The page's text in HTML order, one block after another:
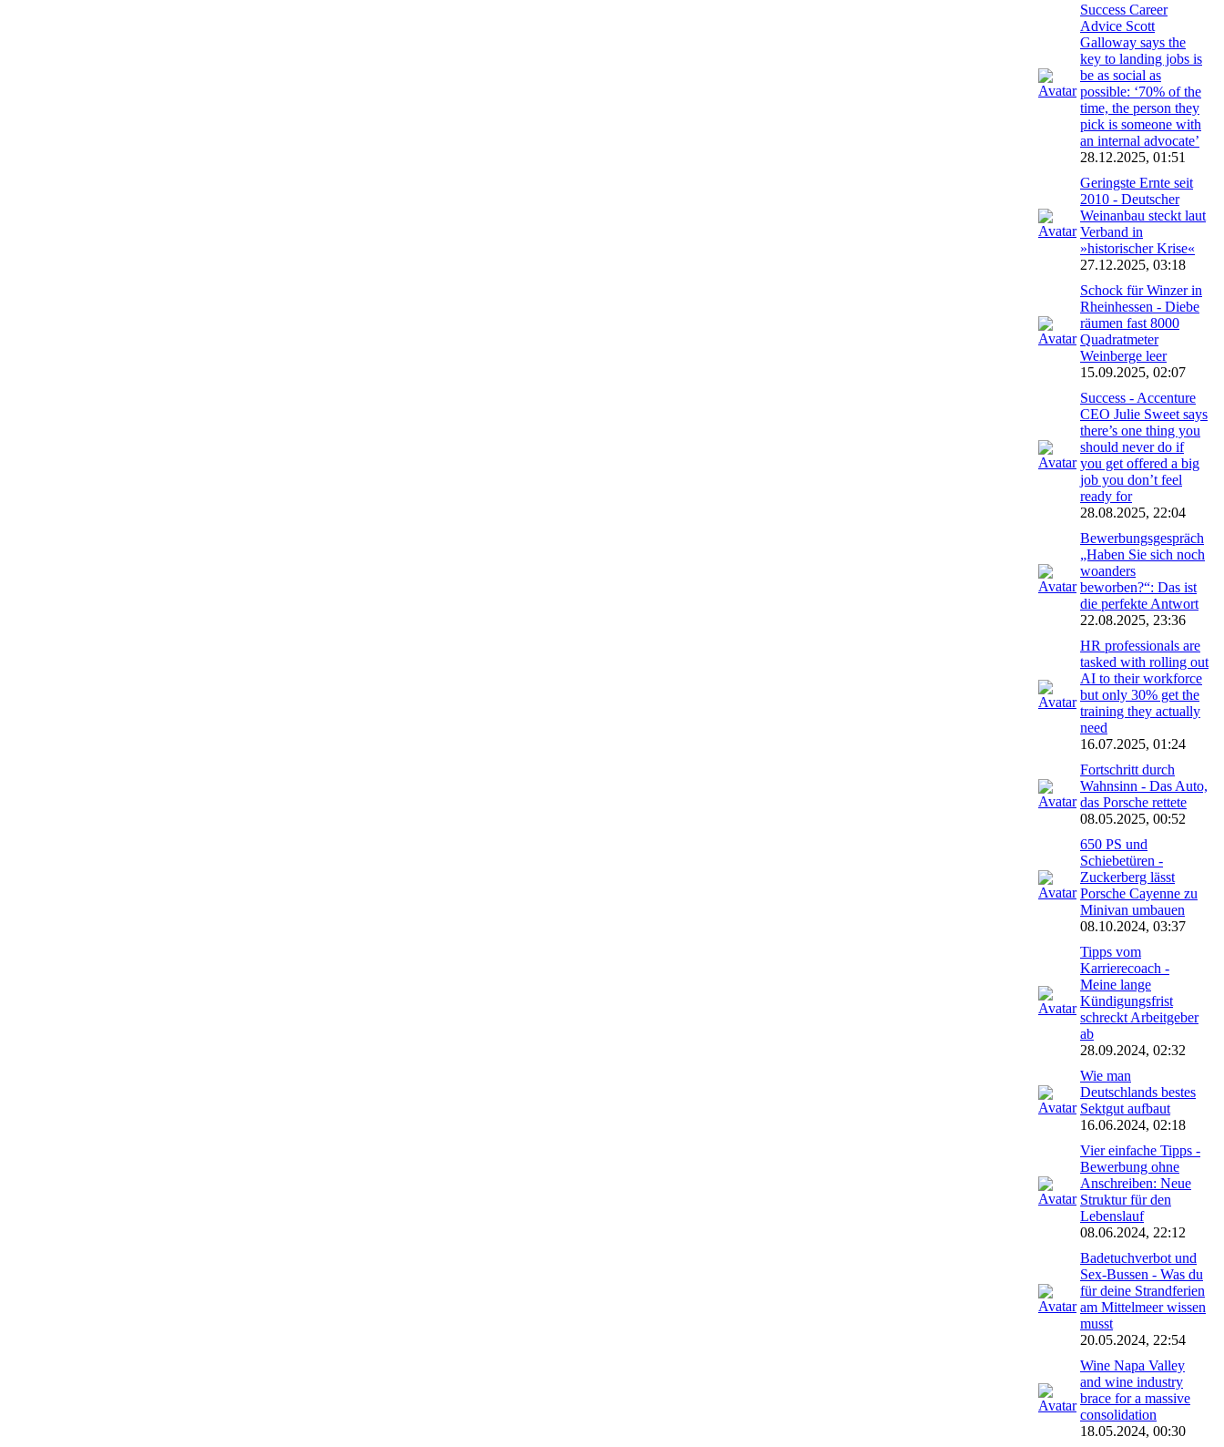
Success Career
Advice Scott
Galloway says the
key to landing jobs is
be as social as
possible: ‘70% of the
time, the person they
pick is someone with
an internal advocate’
28.12.2025, 01:51
Geringste Ernte seit
2010 - Deutscher
Weinanbau steckt laut
Verband in
»historischer Krise«
27.12.2025, 03:18
Schock für Winzer in
Rheinhessen - Diebe
räumen fast 8000
Quadratmeter
Weinberge leer
15.09.2025, 02:07
Success - Accenture
CEO Julie Sweet says
there’s one thing you
should never do if
you get offered a big
job you don’t feel
ready for
28.08.2025, 22:04
Bewerbungsgespräch
„Haben Sie sich noch
woanders
beworben?“: Das ist
die perfekte Antwort
22.08.2025, 23:36
HR professionals are
tasked with rolling out
AI to their workforce
but only 30% get the
training they actually
need
16.07.2025, 01:24
Fortschritt durch
Wahnsinn - Das Auto,
das Porsche rettete
08.05.2025, 00:52
650 PS und
Schiebetüren -
Zuckerberg lässt
Porsche Cayenne zu
Minivan umbauen
08.10.2024, 03:37
Tipps vom
Karrierecoach -
Meine lange
Kündigungsfrist
schreckt Arbeitgeber
ab
28.09.2024, 02:32
Wie man
Deutschlands bestes
Sektgut aufbaut
16.06.2024, 02:18
Vier einfache Tipps -
Bewerbung ohne
Anschreiben: Neue
Struktur für den
Lebenslauf
08.06.2024, 22:12
Badetuchverbot und
Sex-Bussen - Was du
für deine Strandferien
am Mittelmeer wissen
musst
20.05.2024, 22:54
Wine Napa Valley
and wine industry
brace for a massive
consolidation
18.05.2024, 00:30